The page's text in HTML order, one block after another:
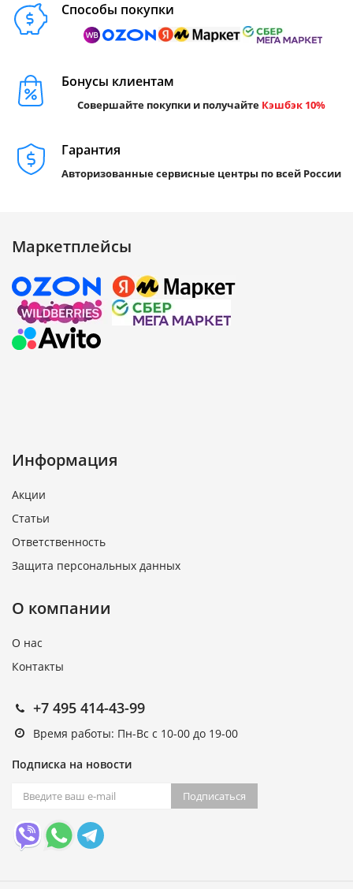
Способы покупки
Бонусы клиентам
Совершайте покупки и получайте Кэшбэк 10%
Гарантия
Авторизованные сервисные центры по всей России
Маркетплейсы
Информация
Акции
Статьи
Ответственность
Защита персональных данных
О компании
О нас
Контакты
+7 495 414-43-99
Время работы: Пн-Вс с 10-00 до 19-00
Подписка на новости
Подписаться